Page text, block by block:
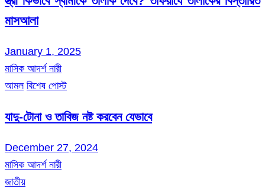
মাসআলা
January 1, 2025
মাসিক আদর্শ নারী
আমল বিশেষ পোস্ট
যাদু-টোনা ও তাবিজ নষ্ট করবেন যেভাবে
December 27, 2024
মাসিক আদর্শ নারী
জাতীয়